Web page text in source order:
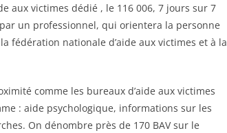
aux victimes dédié , le 116 006, 7 jours sur 7
un professionnel, qui orientera la personne
fédération nationale d’aide aux victimes et à la
comme les bureaux d’aide aux victimes
: aide psychologique, informations sur les
On dénombre près de 170 BAV sur le